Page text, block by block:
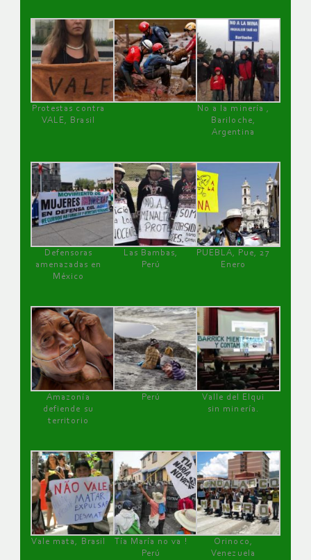
Protestas contra
VALE, Brasil
No a la minería ,
Bariloche,
Argentina
Defensoras
amenazadas en
México
Las Bambas,
Perú
PUEBLA, Pue, 27
Enero
Amazonía
defiende su
territorio
Perú
Valle del Elqui
sin minería.
Vale mata, Brasil
Tía María no va !
Perú
Orinoco,
Venezuela